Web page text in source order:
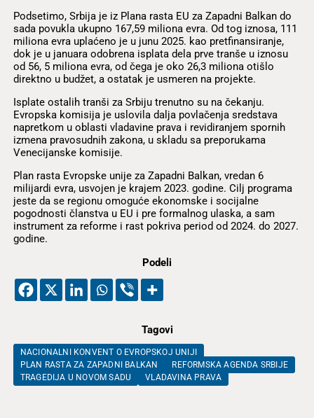
Podsetimo, Srbija je iz Plana rasta EU za Zapadni Balkan do
sada povukla ukupno 167,59 miliona evra. Od tog iznosa, 111
miliona evra uplaćeno je u junu 2025. kao pretfinansiranje,
dok je u januara odobrena isplata dela prve tranše u iznosu
od 56, 5 miliona evra, od čega je oko 26,3 miliona otišlo
direktno u budžet, a ostatak je usmeren na projekte.
Isplate ostalih tranši za Srbiju trenutno su na čekanju.
Evropska komisija je uslovila dalja povlačenja sredstava
napretkom u oblasti vladavine prava i revidiranjem spornih
izmena pravosudnih zakona, u skladu sa preporukama
Venecijanske komisije.
Plan rasta Evropske unije za Zapadni Balkan, vredan 6
milijardi evra, usvojen je krajem 2023. godine. Cilj programa
jeste da se regionu omoguće ekonomske i socijalne
pogodnosti članstva u EU i pre formalnog ulaska, a sam
instrument za reforme i rast pokriva period od 2024. do 2027.
godine.
Podeli
Tagovi
NACIONALNI KONVENT O EVROPSKOJ UNIJI
PLAN RASTA ZA ZAPADNI BALKAN
REFORMSKA AGENDA SRBIJE
TRAGEDIJA U NOVOM SADU
VLADAVINA PRAVA